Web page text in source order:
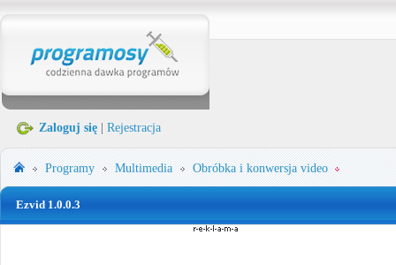
Zaloguj się Rejestracja
Programy Multimedia Obróbka i konwersja video
Ezvid 1.0.0.3